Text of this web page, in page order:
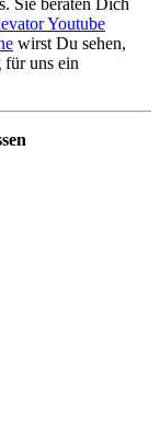
Youtube
wirst Du sehen,
für uns ein